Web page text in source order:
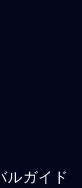
ルガイド